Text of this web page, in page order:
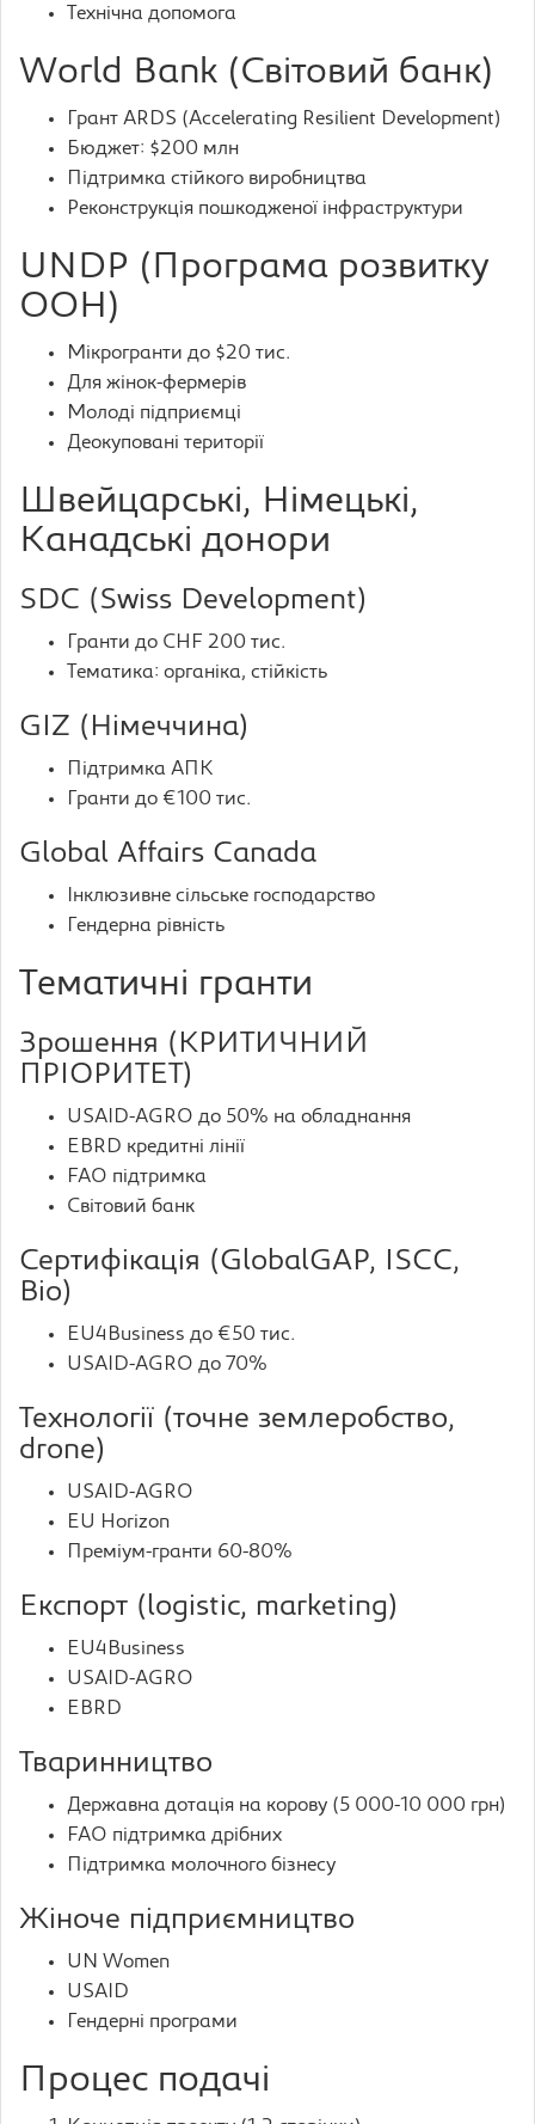
Технічна допомога
World Bank (Світовий банк)
Грант ARDS (Accelerating Resilient Development)
Бюджет: $200 млн
Підтримка стійкого виробництва
Реконструкція пошкодженої інфраструктури
UNDP (Програма розвитку
ООН)
Мікрогранти до $20 тис.
Для жінок-фермерів
Молоді підприємці
Деокуповані території
Швейцарські, Німецькі,
Канадські донори
SDC (Swiss Development)
Гранти до CHF 200 тис.
Тематика: органіка, стійкість
GIZ (Німеччина)
Підтримка АПК
Гранти до €100 тис.
Global Affairs Canada
Інклюзивне сільське господарство
Гендерна рівність
Тематичні гранти
Зрошення (КРИТИЧНИЙ
ПРІОРИТЕТ)
USAID-AGRO до 50% на обладнання
EBRD кредитні лінії
FAO підтримка
Світовий банк
Сертифікація (GlobalGAP, ISCC,
Bio)
EU4Business до €50 тис.
USAID-AGRO до 70%
Технології (точне землеробство,
drone)
USAID-AGRO
EU Horizon
Преміум-гранти 60-80%
Експорт (logistic, marketing)
EU4Business
USAID-AGRO
EBRD
Тваринництво
Державна дотація на корову (5 000-10 000 грн)
FAO підтримка дрібних
Підтримка молочного бізнесу
Жіноче підприємництво
UN Women
USAID
Гендерні програми
Процес подачі